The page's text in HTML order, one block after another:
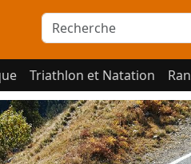
Triathlon et Natation